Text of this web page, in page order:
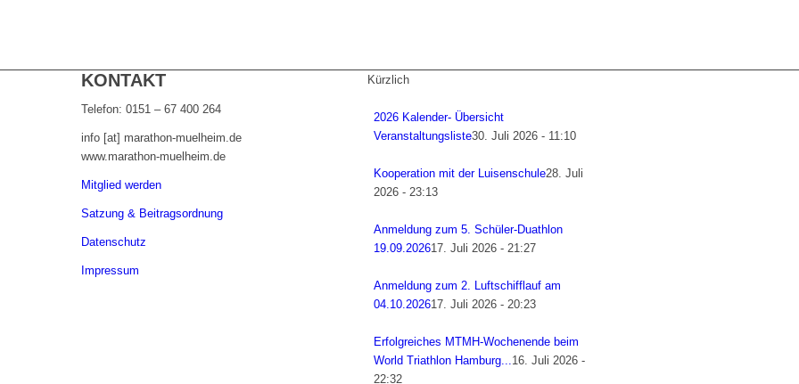
KONTAKT
Telefon: 0151 – 67 400 264
info [at] marathon-muelheim.de
www.marathon-muelheim.de
Mitglied werden
Satzung & Beitragsordnung
Datenschutz
Impressum
Kürzlich
2026 Kalender- Übersicht
Veranstaltungsliste30. Juli 2026 - 11:10
Kooperation mit der Luisenschule28. Juli
2026 - 23:13
Anmeldung zum 5. Schüler-Duathlon
19.09.202617. Juli 2026 - 21:27
Anmeldung zum 2. Luftschifflauf am
04.10.202617. Juli 2026 - 20:23
Erfolgreiches MTMH-Wochenende beim
World Triathlon Hamburg... 16. Juli 2026 -
22:32